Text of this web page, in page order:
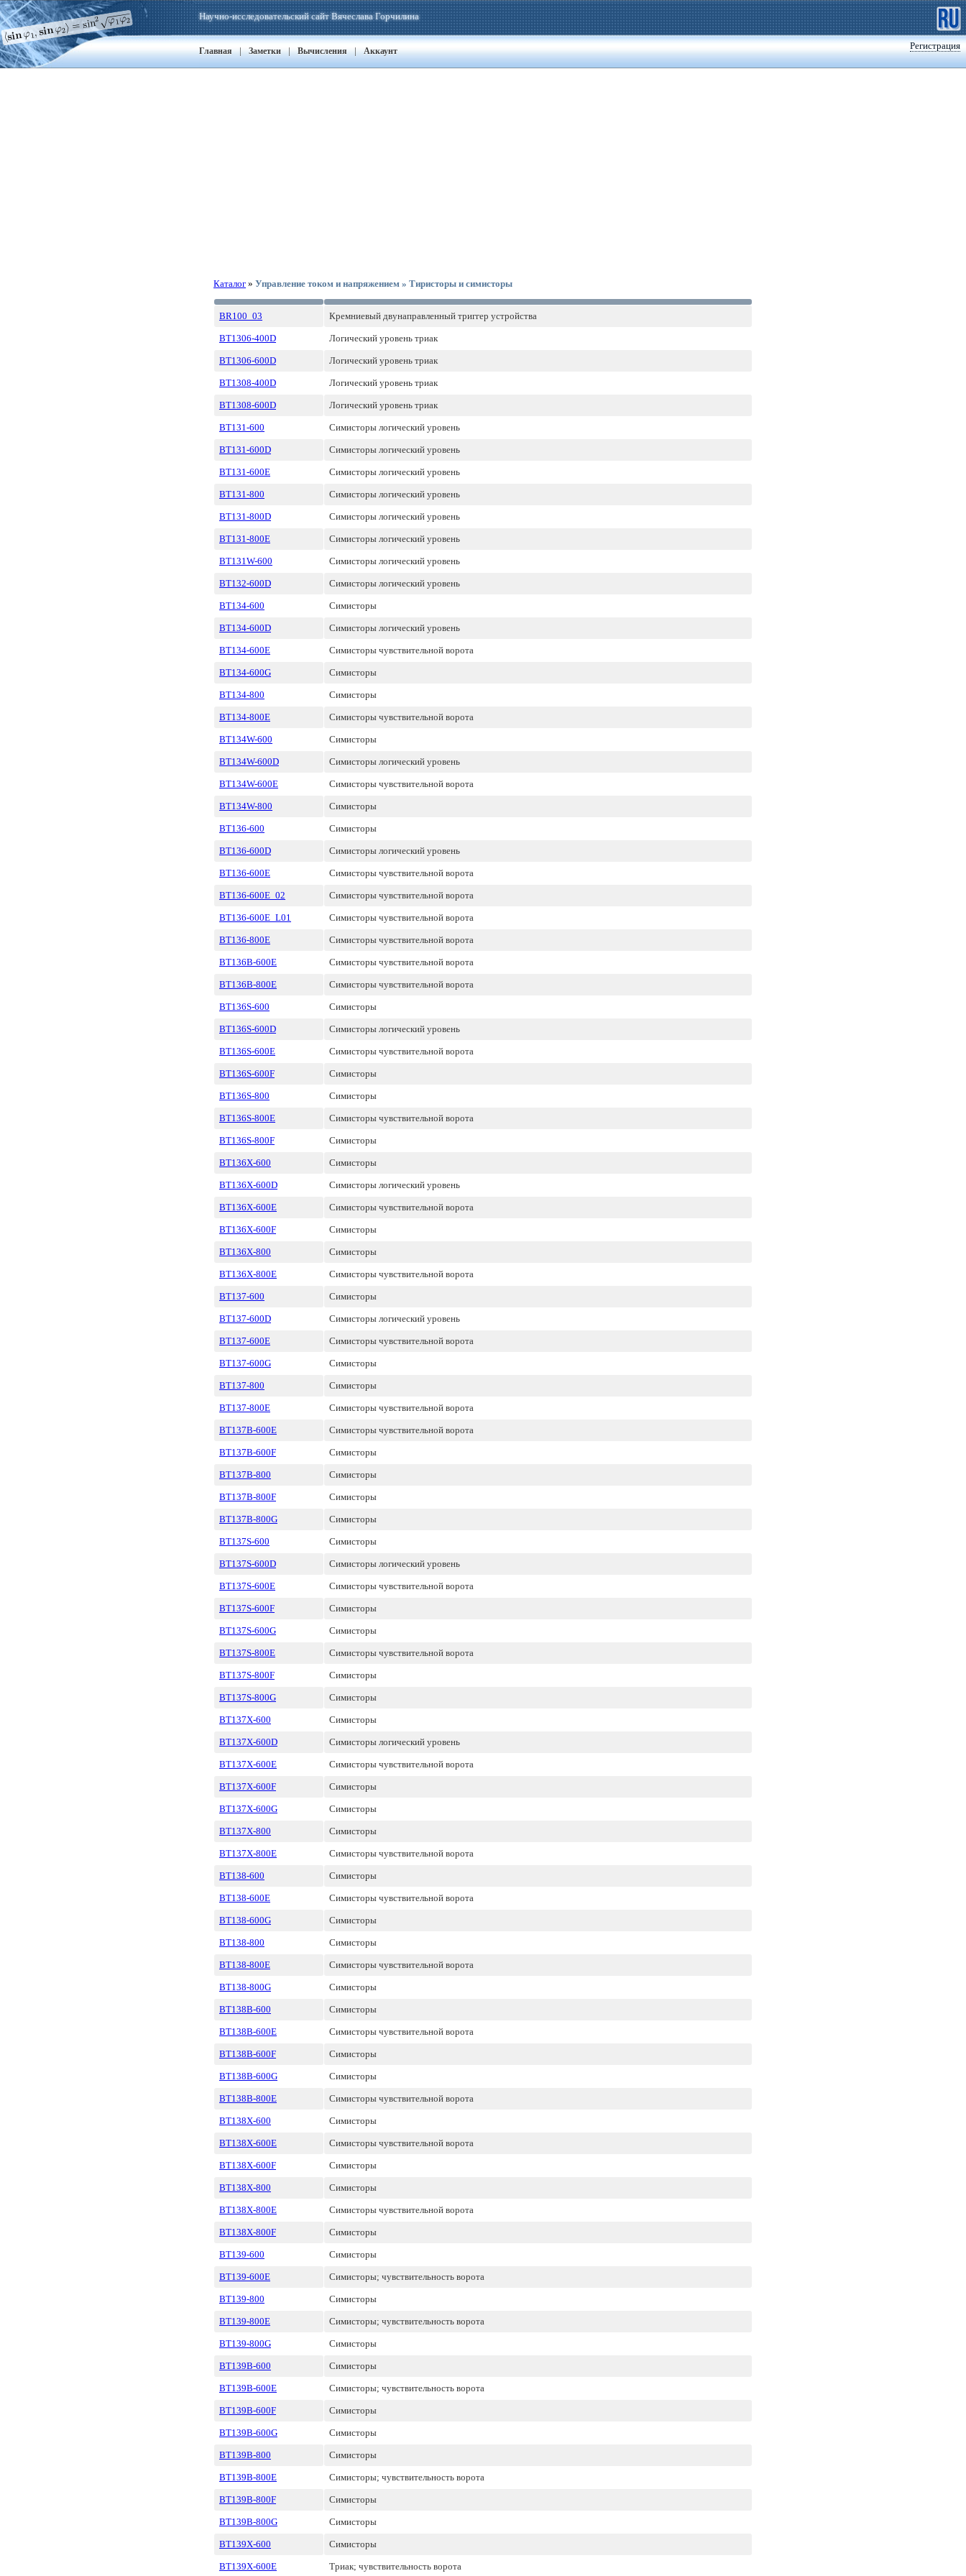
Регистрация
Научно-исследовательский сайт Вячеслава Горчилина
Главная | Заметки | Вычисления | Аккаунт
Каталог » Управление током и напряжением » Тиристоры и симисторы
BR100_03 Кремниевый двунаправленный триггер устройства
BT1306-400D Логический уровень триак
BT1306-600D Логический уровень триак
BT1308-400D Логический уровень триак
BT1308-600D Логический уровень триак
BT131-600 Симисторы логический уровень
BT131-600D Симисторы логический уровень
BT131-600E Симисторы логический уровень
BT131-800 Симисторы логический уровень
BT131-800D Симисторы логический уровень
BT131-800E Симисторы логический уровень
BT131W-600 Симисторы логический уровень
BT132-600D Симисторы логический уровень
BT134-600 Симисторы
BT134-600D Симисторы логический уровень
BT134-600E Симисторы чувствительной ворота
BT134-600G Симисторы
BT134-800 Симисторы
BT134-800E Симисторы чувствительной ворота
BT134W-600 Симисторы
BT134W-600D Симисторы логический уровень
BT134W-600E Симисторы чувствительной ворота
BT134W-800 Симисторы
BT136-600 Симисторы
BT136-600D Симисторы логический уровень
BT136-600E Симисторы чувствительной ворота
BT136-600E_02 Симисторы чувствительной ворота
BT136-600E_L01 Симисторы чувствительной ворота
BT136-800E Симисторы чувствительной ворота
BT136B-600E Симисторы чувствительной ворота
BT136B-800E Симисторы чувствительной ворота
BT136S-600 Симисторы
BT136S-600D Симисторы логический уровень
BT136S-600E Симисторы чувствительной ворота
BT136S-600F Симисторы
BT136S-800 Симисторы
BT136S-800E Симисторы чувствительной ворота
BT136S-800F Симисторы
BT136X-600 Симисторы
BT136X-600D Симисторы логический уровень
BT136X-600E Симисторы чувствительной ворота
BT136X-600F Симисторы
BT136X-800 Симисторы
BT136X-800E Симисторы чувствительной ворота
BT137-600 Симисторы
BT137-600D Симисторы логический уровень
BT137-600E Симисторы чувствительной ворота
BT137-600G Симисторы
BT137-800 Симисторы
BT137-800E Симисторы чувствительной ворота
BT137B-600E Симисторы чувствительной ворота
BT137B-600F Симисторы
BT137B-800 Симисторы
BT137B-800F Симисторы
BT137B-800G Симисторы
BT137S-600 Симисторы
BT137S-600D Симисторы логический уровень
BT137S-600E Симисторы чувствительной ворота
BT137S-600F Симисторы
BT137S-600G Симисторы
BT137S-800E Симисторы чувствительной ворота
BT137S-800F Симисторы
BT137S-800G Симисторы
BT137X-600 Симисторы
BT137X-600D Симисторы логический уровень
BT137X-600E Симисторы чувствительной ворота
BT137X-600F Симисторы
BT137X-600G Симисторы
BT137X-800 Симисторы
BT137X-800E Симисторы чувствительной ворота
BT138-600 Симисторы
BT138-600E Симисторы чувствительной ворота
BT138-600G Симисторы
BT138-800 Симисторы
BT138-800E Симисторы чувствительной ворота
BT138-800G Симисторы
BT138B-600 Симисторы
BT138B-600E Симисторы чувствительной ворота
BT138B-600F Симисторы
BT138B-600G Симисторы
BT138B-800E Симисторы чувствительной ворота
BT138X-600 Симисторы
BT138X-600E Симисторы чувствительной ворота
BT138X-600F Симисторы
BT138X-800 Симисторы
BT138X-800E Симисторы чувствительной ворота
BT138X-800F Симисторы
BT139-600 Симисторы
BT139-600E Симисторы; чувствительность ворота
BT139-800 Симисторы
BT139-800E Симисторы; чувствительность ворота
BT139-800G Симисторы
BT139B-600 Симисторы
BT139B-600E Симисторы; чувствительность ворота
BT139B-600F Симисторы
BT139B-600G Симисторы
BT139B-800 Симисторы
BT139B-800E Симисторы; чувствительность ворота
BT139B-800F Симисторы
BT139B-800G Симисторы
BT139X-600 Симисторы
BT139X-600E Триак; чувствительность ворота